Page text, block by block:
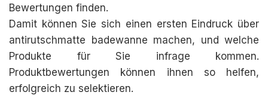
Bewertungen finden.
Damit können Sie sich einen ersten Eindruck über
antirutschmatte badewanne machen, und welche
Produkte für Sie infrage kommen.
Produktbewertungen können ihnen so helfen,
erfolgreich zu selektieren.